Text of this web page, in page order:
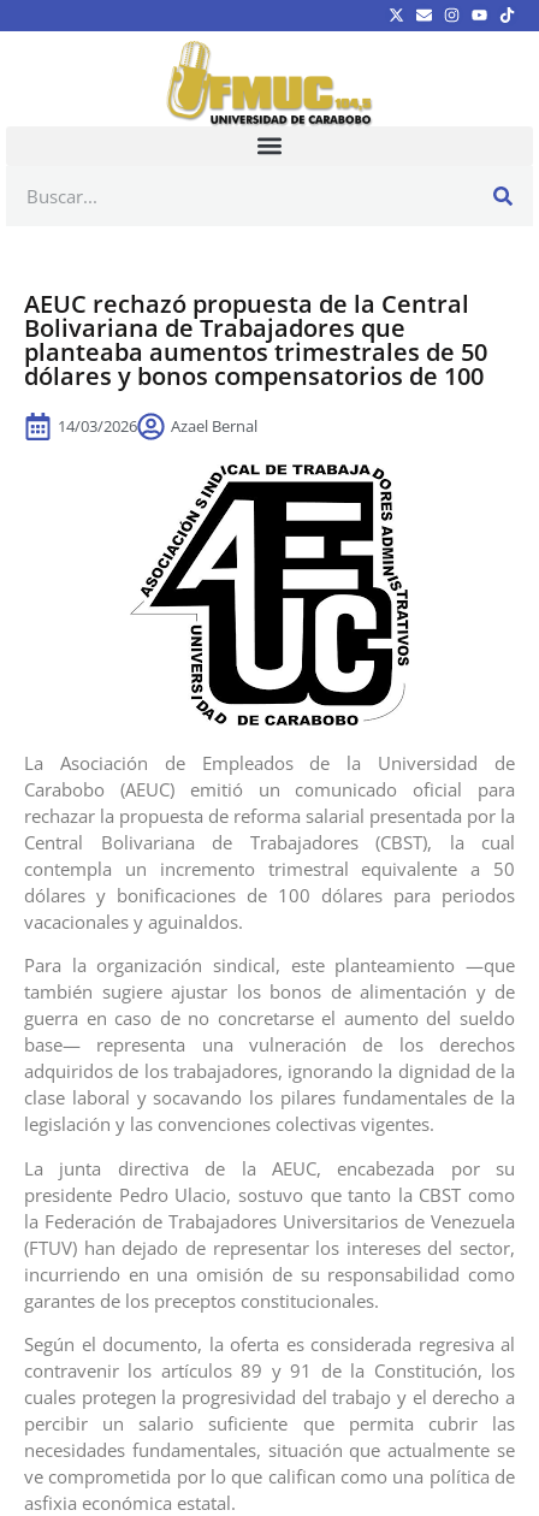
AEUC rechazó propuesta de la Central
Bolivariana de Trabajadores que
planteaba aumentos trimestrales de 50
dólares y bonos compensatorios de 100
14/03/2026 Azael Bernal
La Asociación de Empleados de la Universidad de
Carabobo (AEUC) emitió un comunicado oficial para
rechazar la propuesta de reforma salarial presentada por la
Central Bolivariana de Trabajadores (CBST), la cual
contempla un incremento trimestral equivalente a 50
dólares y bonificaciones de 100 dólares para periodos
vacacionales y aguinaldos.
Para la organización sindical, este planteamiento —que
también sugiere ajustar los bonos de alimentación y de
guerra en caso de no concretarse el aumento del sueldo
base— representa una vulneración de los derechos
adquiridos de los trabajadores, ignorando la dignidad de la
clase laboral y socavando los pilares fundamentales de la
legislación y las convenciones colectivas vigentes.
La junta directiva de la AEUC, encabezada por su
presidente Pedro Ulacio, sostuvo que tanto la CBST como
la Federación de Trabajadores Universitarios de Venezuela
(FTUV) han dejado de representar los intereses del sector,
incurriendo en una omisión de su responsabilidad como
garantes de los preceptos constitucionales.
Según el documento, la oferta es considerada regresiva al
contravenir los artículos 89 y 91 de la Constitución, los
cuales protegen la progresividad del trabajo y el derecho a
percibir un salario suficiente que permita cubrir las
necesidades fundamentales, situación que actualmente se
ve comprometida por lo que califican como una política de
asfixia económica estatal.